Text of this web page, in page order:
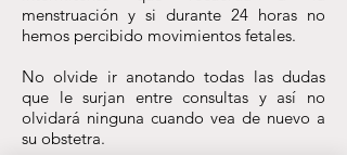
menstruación y si durante 24 horas no
hemos percibido movimientos fetales.
No olvide ir anotando todas las dudas
que le surjan entre consultas y así no
olvidará ninguna cuando vea de nuevo a
su obstetra.